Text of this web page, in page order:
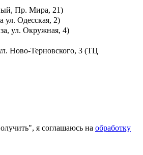
Пр. Мира, 21)
ул. Одесская, 2)
ул. Окружная, 4)
Ново-Терновского, 3 (ТЦ
я соглашаюсь на обработку